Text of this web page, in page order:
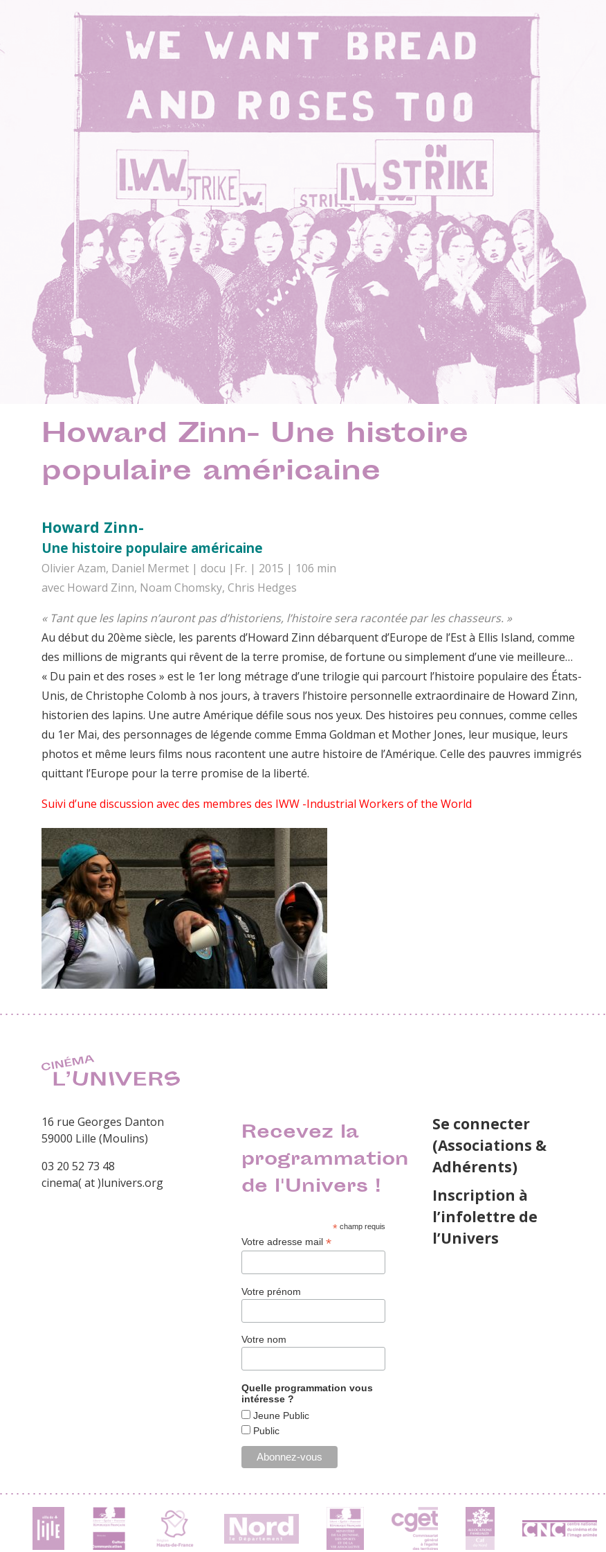
Howard Zinn- Une histoire
populaire américaine
Howard Zinn-
Une histoire populaire américaine
Olivier Azam, Daniel Mermet | docu |Fr. | 2015 | 106 min
avec Howard Zinn, Noam Chomsky, Chris Hedges
« Tant que les lapins n’auront pas d’historiens, l’histoire sera racontée par les chasseurs. »
Au début du 20ème siècle, les parents d’Howard Zinn débarquent d’Europe de l’Est à Ellis Island, comme
des millions de migrants qui rêvent de la terre promise, de fortune ou simplement d’une vie meilleure…
« Du pain et des roses » est le 1er long métrage d’une trilogie qui parcourt l’histoire populaire des États-
Unis, de Christophe Colomb à nos jours, à travers l’histoire personnelle extraordinaire de Howard Zinn,
historien des lapins. Une autre Amérique défile sous nos yeux. Des histoires peu connues, comme celles
du 1er Mai, des personnages de légende comme Emma Goldman et Mother Jones, leur musique, leurs
photos et même leurs films nous racontent une autre histoire de l’Amérique. Celle des pauvres immigrés
quittant l’Europe pour la terre promise de la liberté.
Suivi d’une discussion avec des membres des IWW -Industrial Workers of the World
16 rue Georges Danton
59000 Lille (Moulins)
03 20 52 73 48
cinema( at )lunivers.org
Recevez la
programmation
de l'Univers !
*champ requis
Votre adresse mail*
Votre prénom
Votre nom
Quelle programmation vous
intéresse ?
Jeune Public
Public
Se connecter
(Associations &
Adhérents)
Inscription à
l’infolettre de
l’Univers